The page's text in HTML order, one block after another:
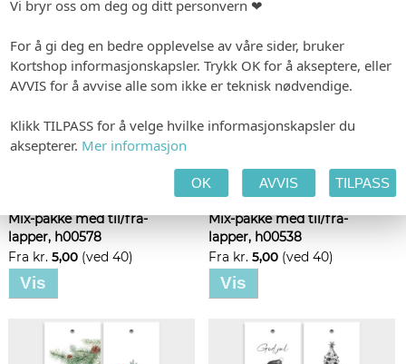
Mix-pakke med til/fra-
lapper, h00578
Fra kr. 5,00 (ved 40)
Vis
Mix-pakke med til/fra-
lapper, h00538
Fra kr. 5,00 (ved 40)
Vis
Vi bryr oss om deg og ditt personvern ❤
For å gi deg en bedre opplevelse av våre sider, bruker
Kortshop informasjonskapsler. Trykk OK for å akseptere, eller
AVVIS for å avvise alle som ikke er teknisk nødvendige.
Klikk TILPASS for å velge hvilke informasjonskapsler du
aksepterer. Mer informasjon
OK AVVIS TILPASS